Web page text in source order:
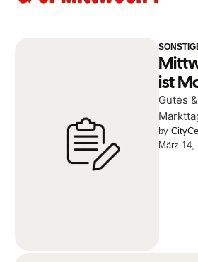
ist
Gutes
by
März 14,